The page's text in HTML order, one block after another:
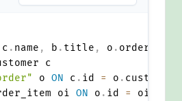
c . name , b . title , o . order_date
o ON c . id = o .
oi ON o . id = oi